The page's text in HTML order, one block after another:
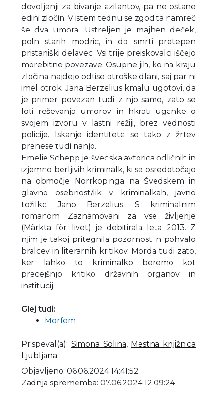
dovoljenji za bivanje azilantov, pa ne ostane
edini zločin. V istem tednu se zgodita namreč
še dva umora. Ustreljen je majhen deček,
poln starih modric, in do smrti pretepen
pristaniški delavec. Vsi trije preiskovalci iščejo
morebitne povezave. Osupne jih, ko na kraju
zločina najdejo odtise otroške dlani, saj par ni
imel otrok. Jana Berzelius kmalu ugotovi, da
je primer povezan tudi z njo samo, zato se
loti reševanja umorov in hkrati uganke o
svojem izvoru v lastni režiji, brez vednosti
policije. Iskanje identitete se tako z žrtev
prenese tudi nanjo.
Emelie Schepp je švedska avtorica odličnih in
izjemno berljivih kriminalk, ki se osredotočajo
na območje Norrköpinga na Švedskem in
glavno osebnost/lik v kriminalkah, javno
tožilko Jano Berzelius. S kriminalnim
romanom Zaznamovani za vse življenje
(Märkta för livet) je debitirala leta 2013. Z
njim je takoj pritegnila pozornost in pohvalo
bralcev in literarnih kritikov. Morda tudi zato,
ker lahko to kriminalko beremo kot
precejšnjo kritiko državnih organov in
institucij.
Glej tudi:
Morfem
Prispeval(a): Simona Solina, Mestna knjižnica
Ljubljana
Objavljeno: 06.06.2024 14:41:52
Zadnja sprememba: 07.06.2024 12:09:24